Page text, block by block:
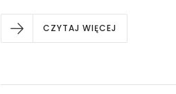
CZYTAJ WIĘCEJ